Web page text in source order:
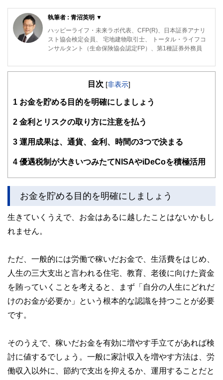
執筆者 : 青沼英明 ▼
ハッピーライフ・未来ラボ代表、CFP(R)、日本証券アナリ
スト協会検定会員、 宅地建物取引士、 トータル・ライフコ
ンサルタント（生命保険協会認定FP）、第1種証券外務員
国内外の証券会社で証券アナリスト業務に従事。2012年3月
か、生命保険代理店、証券仲介業、不動産・老人ホーム紹介
目次 [非表示]
1 お金を貯める目的を明確にしましょう
2 金利とリスクの取り方に注意を払う
3 運用成果は、通貨、金利、時間の3つで決まる
4 優遇税制が大きいつみたてNISAやiDeCoを積極活用
お金を貯める目的を明確にしましょう
生きていくうえで、お金はあるに越したことはないかもし
れません。
ただ、一般的には労働で稼いだお金で、生活費をはじめ、
人生の三大支出と言われる住宅、教育、老後に向けた資金
を賄っていくことを考えると、まず「自分の人生にどれだ
けのお金が必要か」という根本的な認識を持つことが必要
です。
そのうえで、稼いだお金を有効に増やす手立てがあれば検
討に値するでしょう。一般に家計収入を増やす方法は、労
働収入以外に、節約で支出を抑えるか、運用することだと